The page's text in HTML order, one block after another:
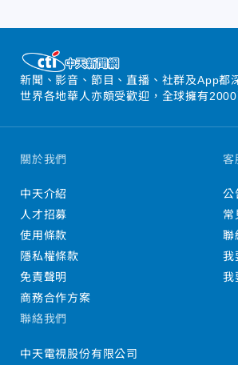
新聞、影音、節目、直播、社群及App都
世界各地華人亦頗受歡迎，全球擁有2000
關於我們
中天介紹
人才招募
使用條款
隱私權條款
免責聲明
商務合作方案
客
公
常
聯
我
我
聯絡我們
中天電視股份有限公司